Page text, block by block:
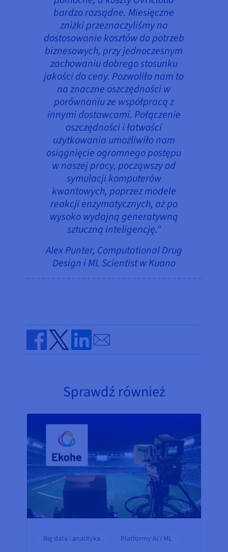
bardzo rozsądne. Miesięczne
zniżki przeznaczyliśmy na
dostosowanie kosztów do potrzeb
biznesowych, przy jednoczesnym
zachowaniu dobrego stosunku
jakości do ceny. Pozwoliło nam to
na znaczne oszczędności w
porównaniu ze współpracą z
innymi dostawcami. Połączenie
oszczędności i łatwości
użytkowania umożliwiło nam
osiągnięcie ogromnego postępu
w naszej pracy, począwszy od
symulacji komputerów
kwantowych, poprzez modele
reakcji enzymatycznych, aż po
wysoko wydajną generatywną
sztuczną inteligencję."
Alex Punter, Computational Drug
Design i ML Scientist w Kuano
Share on Facebook
Share on Twitter
Share on Linkedin
Send by email
Sprawdź również
Big data i analityka Platformy AI i ML